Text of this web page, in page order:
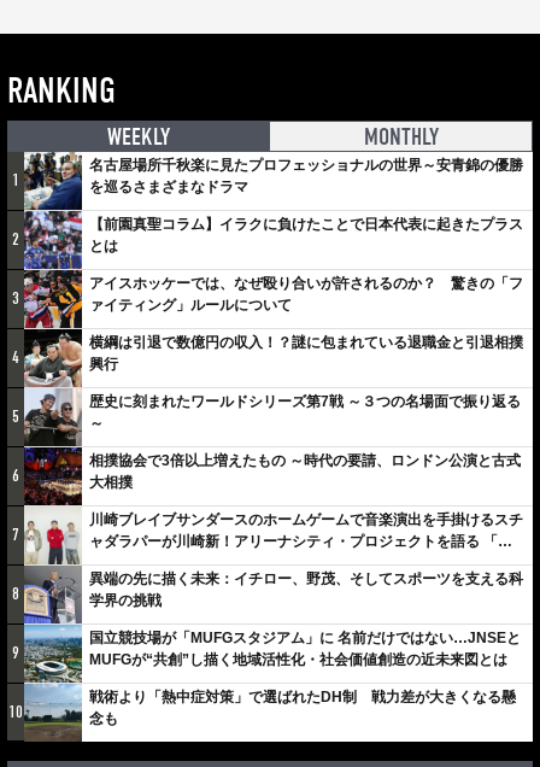
RANKING
WEEKLY MONTHLY
1
名古屋場所千秋楽に見たプロフェッショナルの世界～安青錦の優勝
を巡るさまざまなドラマ
2
【前園真聖コラム】イラクに負けたことで日本代表に起きたプラス
とは
3
アイスホッケーでは、なぜ殴り合いが許されるのか？ 驚きの「フ
ァイティング」ルールについて
4
横綱は引退で数億円の収入！？謎に包まれている退職金と引退相撲
興行
5
歴史に刻まれたワールドシリーズ第7戦 ～３つの名場面で振り返る
～
6
相撲協会で3倍以上増えたもの ～時代の要請、ロンドン公演と古式
大相撲
7
川崎ブレイブサンダースのホームゲームで音楽演出を手掛けるスチ
ャダラパーが川崎新！アリーナシティ・プロジェクトを語る 「楽
しみでしかないでしょ。川崎は、ずっと成長曲線だから」
8
異端の先に描く未来：イチロー、野茂、そしてスポーツを支える科
学界の挑戦
9
国立競技場が「MUFGスタジアム」に 名前だけではない…JNSEと
MUFGが“共創”し描く地域活性化・社会価値創造の近未来図とは
10
戦術より「熱中症対策」で選ばれたDH制 戦力差が大きくなる懸
念も